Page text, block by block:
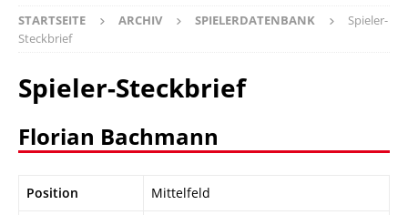
STARTSEITE ARCHIV SPIELERDATENBANK
Spieler-
Steckbrief
Spieler-Steckbrief
Florian Bachmann
Position Mittelfeld